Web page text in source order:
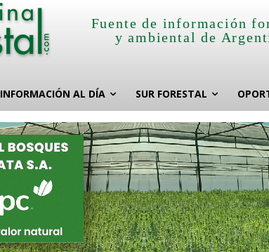
Fuente de información
y ambiental de
INFORMACIÓN AL DÍA SUR FORESTAL